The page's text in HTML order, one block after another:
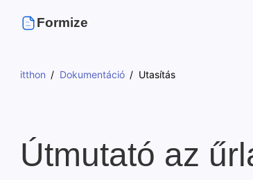
Formize
itthon Dokumentáció Utasítás
Útmutató az